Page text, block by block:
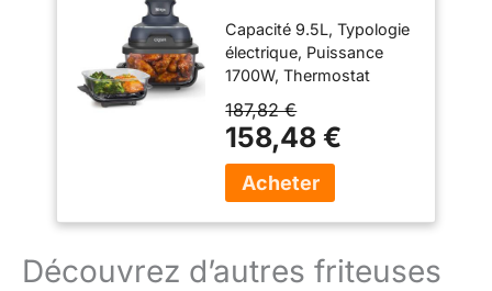
9,5 L - Bleue
Capacité 9.5L, Typologie
électrique, Puissance
1700W, Thermostat
Température maximale
185°C, Fonction friture,
Fonction rôtissoire, Pays
de fabrication Chine,
187,82 €
158,48 €
Découvrez d’autres friteuses